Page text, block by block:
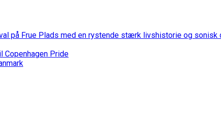
på Frue Plads med en rystende stærk livshistorie og sonisk
Copenhagen Pride